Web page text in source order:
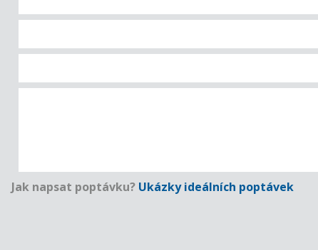
Jak napsat poptávku? Ukázky ideálních poptávek